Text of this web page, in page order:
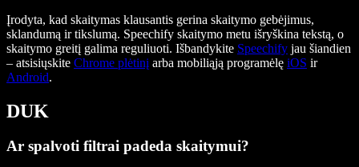
Įrodyta, kad skaitymas klausantis gerina skaitymo gebėjimus,
sklandumą ir tikslumą. Speechify skaitymo metu išryškina tekstą, o
skaitymo greitį galima reguliuoti. Išbandykite Speechify jau šiandien
– atsisiųskite Chrome plėtinį arba mobiliąją programėlę iOS ir
Android.
DUK
Ar spalvoti filtrai padeda skaitymui?